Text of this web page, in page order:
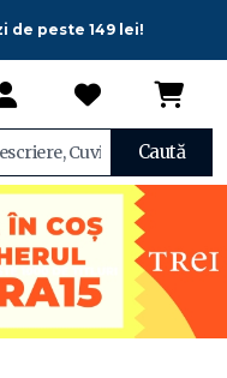
de peste 149 lei!
Caută